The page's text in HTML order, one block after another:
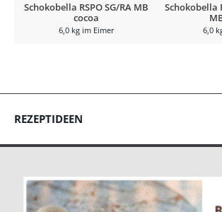
Schokobella RSPO SG/RA MB
cocoa
6,0 kg im Eimer
Schokobella
6,0
REZEPTIDEEN